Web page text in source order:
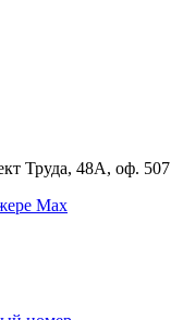
Труда, 48А, оф. 507
Max